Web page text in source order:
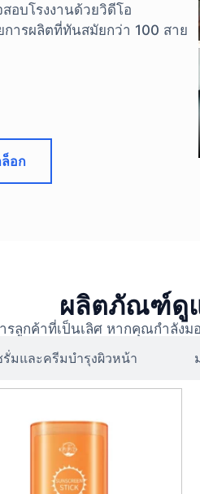
อบโรงงานด้วยวิดีโอ
ารผลิตที่ทันสมัยกว่า 100 สาย
อก
ผลิตภัณฑ์ดู
รลูกค้าที่เป็นเลิศ หากคุณกำ
รั่มและครีมบำรุงผิวหน้า